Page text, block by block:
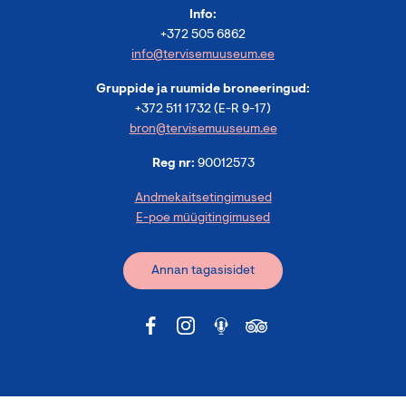
Info:
+372 505 6862
info@tervisemuuseum.ee
Gruppide ja ruumide broneeringud:
+372 511 1732 (E-R 9-17)
bron@tervisemuuseum.ee
Reg nr: 90012573
Andmekaitsetingimused
E-poe müügitingimused
Annan tagasisidet